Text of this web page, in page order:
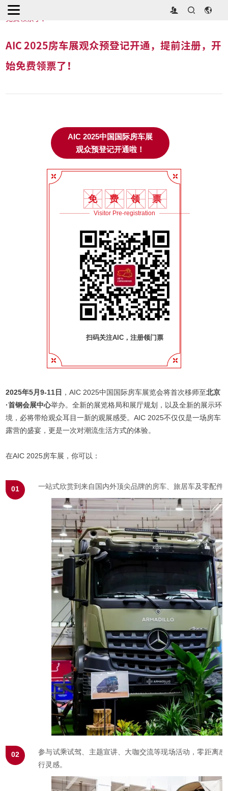
首页
AIC 2025房车展观众预登记开通，提前注册，开始
AIC 2025房车展观众预登记开通，提前注册，开
始免费领票了！
AIC 2025中国国际房车展
观众预登记开通啦！
免 费 领 票
Visitor Pre-registration
扫码关注AIC，注册领门票
2025年5月9-11日 ，AIC 2025中国国际房车展览会将首次移师至北京
·首钢会展中心举办。全新的展览格局和展厅规划，以及全新的展示环
境，必将带给观众耳目一新的观展感受。AIC 2025不仅仅是一场房车
露营的盛宴，更是一次对潮流生活方式的体验。
在AIC 2025房车展，你可以：
01 一站式欣赏到来自国内外顶尖品牌的房车、旅居车及零配
02
参与试乘试驾、主题宣讲、大咖交流等现场活动，零距离
行灵感。